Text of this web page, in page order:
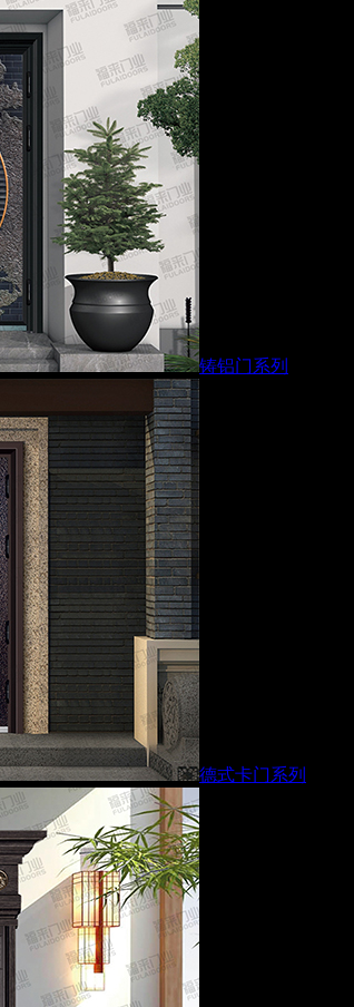
铸铝门系列
德式卡门系列